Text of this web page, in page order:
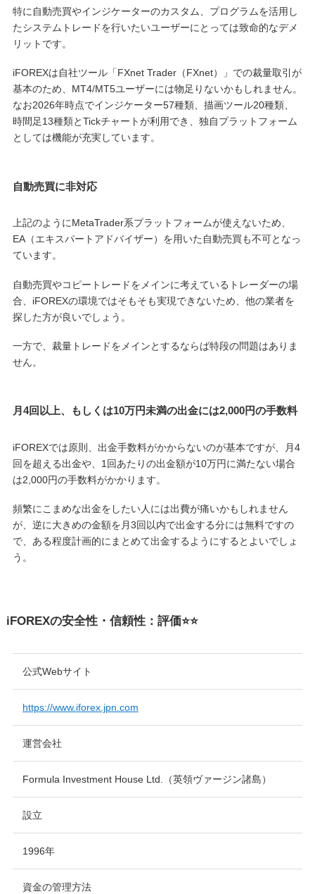
特に自動売買やインジケーターのカスタム、プログラムを活用し
たシステムトレードを行いたいユーザーにとっては致命的なデメ
リットです。
iFOREXは自社ツール「FXnet Trader（FXnet）」での裁量取引が
基本のため、MT4/MT5ユーザーには物足りないかもしれません。
なお2026年時点でインジケーター57種類、描画ツール20種類、
時間足13種類とTickチャートが利用でき、独自プラットフォーム
としては機能が充実しています。
自動売買に非対応
上記のようにMetaTrader系プラットフォームが使えないため、
EA（エキスパートアドバイザー）を用いた自動売買も不可となっ
ています。
自動売買やコピートレードをメインに考えているトレーダーの場
合、iFOREXの環境ではそもそも実現できないため、他の業者を
探した方が良いでしょう。
一方で、裁量トレードをメインとするならば特段の問題はありま
せん。
月4回以上、もしくは10万円未満の出金には2,000円の手数料
iFOREXでは原則、出金手数料がかからないのが基本ですが、月4
回を超える出金や、1回あたりの出金額が10万円に満たない場合
は2,000円の手数料がかかります。
頻繁にこまめな出金をしたい人には出費が痛いかもしれません
が、逆に大きめの金額を月3回以内で出金する分には無料ですの
で、ある程度計画的にまとめて出金するようにするとよいでしょ
う。
iFOREXの安全性・信頼性：評価⭐️⭐️
公式Webサイト
https://www.iforex.jpn.com
運営会社
Formula Investment House Ltd.（英領ヴァージン諸島）
設立
1996年
資金の管理方法